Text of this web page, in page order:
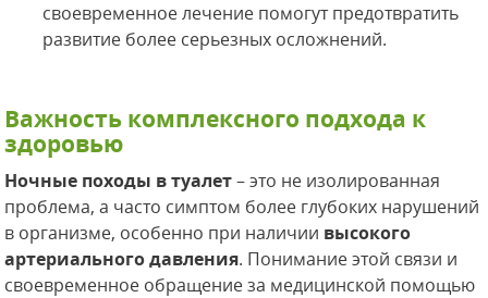
своевременное лечение помогут предотвратить
развитие более серьезных осложнений.
Важность комплексного подхода к
здоровью
Ночные походы в туалет– это не изолированная
проблема, а часто симптом более глубоких нарушений
в организме, особенно при наличии высокого
артериального давления. Понимание этой связи и
своевременное обращение за медицинской помощью